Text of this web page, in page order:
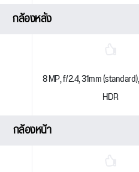
กล้องหลัง
8 MP, f/2.4, 31mm
HDR
กล้องหน้า